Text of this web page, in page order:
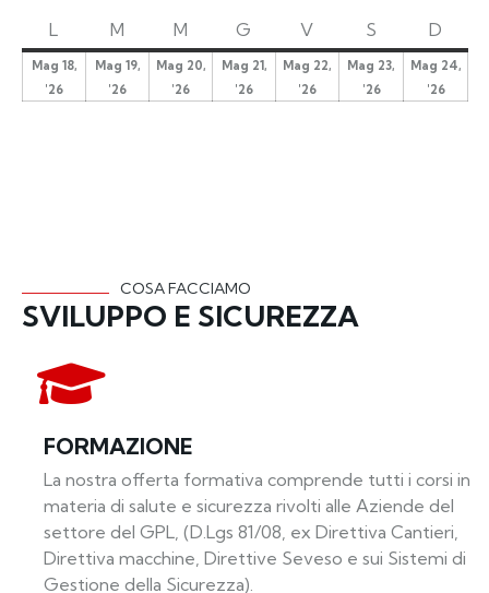
L M M G V S D
Mag 18,
'26
Mag 19,
'26
Mag 20,
'26
Mag 21,
'26
Mag 22,
'26
Mag 23,
'26
Mag 24,
'26
COSA FACCIAMO
SVILUPPO E SICUREZZA
FORMAZIONE
La nostra offerta formativa comprende tutti i corsi in
materia di salute e sicurezza rivolti alle Aziende del
settore del GPL, (D.Lgs 81/08, ex Direttiva Cantieri,
Direttiva macchine, Direttive Seveso e sui Sistemi di
Gestione della Sicurezza).